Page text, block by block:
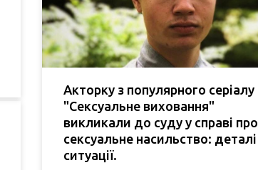
Акторку з популярного серіалу
"Сексуальне виховання"
викликали до суду у справі про
сексуальне насильство: деталі
ситуації.